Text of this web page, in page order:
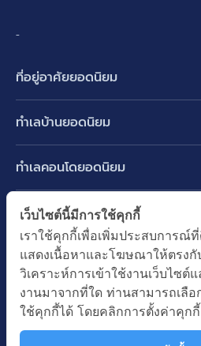
-
ที่อยู่อาศัยยอดนิยม
ทาวน์เฮ้าส์ ทาวน์โฮม
คอนโดมิเนียม
อาคารพาณิชย์ ตึกแถว
ที่ดินเปล่า
อพาร์ทเม้นท์ หอพัก
ออฟฟิต สำนักงาน
โรงงาน โกดัง
ทำเลบ้านยอดนิยม
บางนา รามคำแหง 2
ปทุมธานี รังสิต ลำลูกกา
นนทบุรี บางใหญ่ บางบัวทอง
ทำเลคอนโดยอดนิยม
พระราม 9
อ่อนนุช ปุณณวิถี
รัชดาภิเษก ห้วยขวาง
ห้าแยกลาดพร้าว
ทำเล BTS ยอดนิยม
BTS ทองหล่อ
BTS เอกมัย
BTS พร้อมพงษ์
BTS อ่อนนุช
ทำเล MRT ยอดนิยม
MRT เพชรบุรี
MRT พระราม 9
คำค้นยอดนิยม
บ้านมือสอง
เว็บไซต์นี้มีการใช้คุกกี้
เราใช้คุกกี้เพื่อเพิ่มประสบการณ์
แสดงเนื้อหาและโฆษณาให้ตรงกั
วิเคราะห์การเข้าใช้งานเว็บไซต์
งานมาจากที่ใด ท่านสามารถเลื
ใช้คุกกี้ได้ โดยคลิกการตั้งค่าคุกกี้